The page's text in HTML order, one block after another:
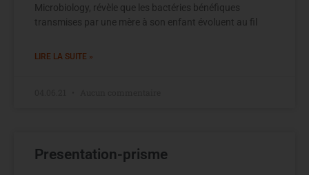
Microbiology, révèle que les bactéries bénéfiques
transmises par une mère à son enfant évoluent au fil
LIRE LA SUITE »
Presentation-prisme